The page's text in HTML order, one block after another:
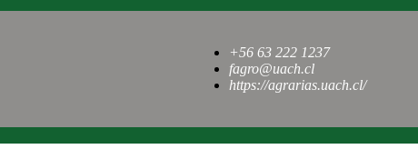
+56 63 222 1237
fagro@uach.cl
https://agrarias.uach.cl/